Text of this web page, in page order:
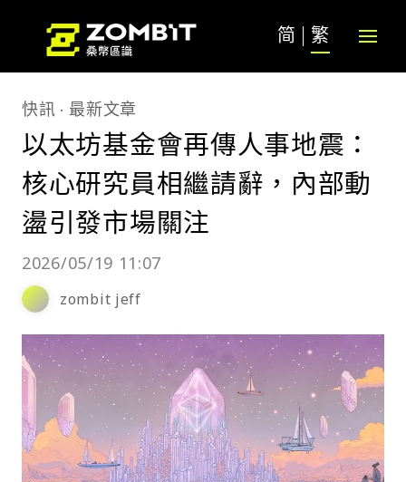
简 繁
快訊 最新文章
以太坊基金會再傳人事地震：
核心研究員相繼請辭，內部動
盪引發市場關注
2026/05/19 11:07
zombit jeff